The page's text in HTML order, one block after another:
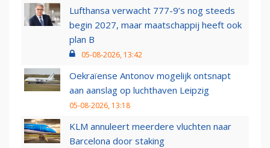
Lufthansa verwacht 777-9’s nog steeds
begin 2027, maar maatschappij heeft ook
plan B
05-08-2026, 13:42
Oekraïense Antonov mogelijk ontsnapt
aan aanslag op luchthaven Leipzig
05-08-2026, 13:18
KLM annuleert meerdere vluchten naar
Barcelona door staking